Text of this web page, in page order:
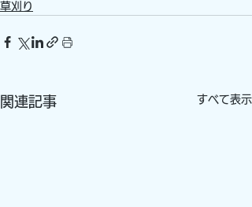
草刈り
関連記事 すべて表示